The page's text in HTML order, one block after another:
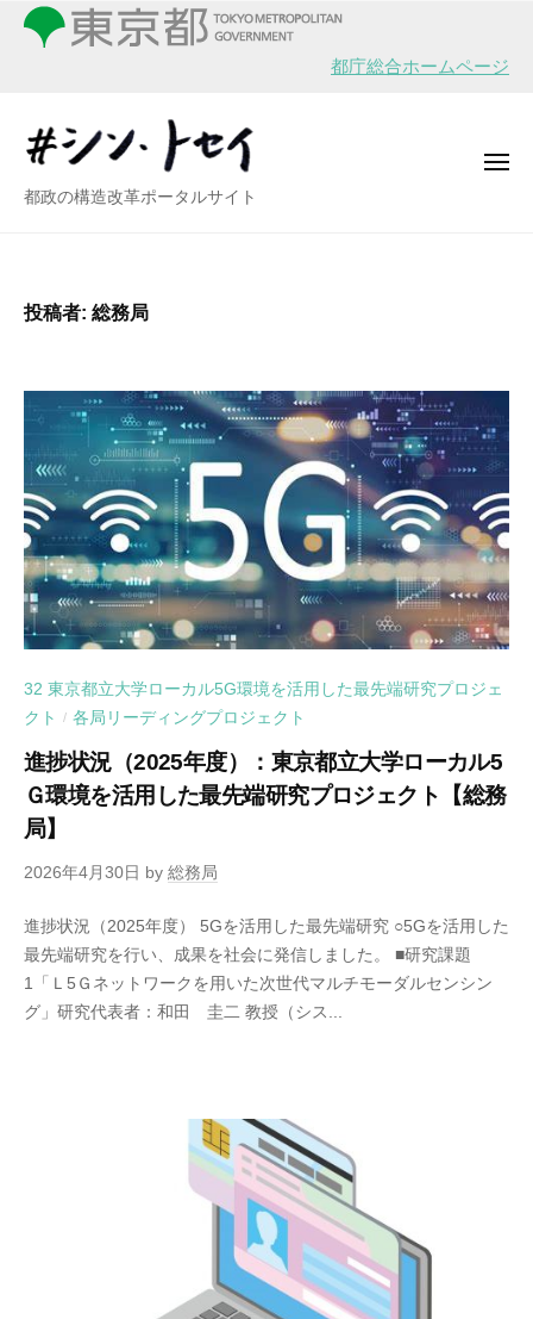
都庁総合ホームページ
シ
セ
都政の構造改革ポータルサイト
メ
投稿者: 総務局
32 東京都立大学ローカル5G環境を活用した最先端研究プロジェ
クト
/ 各局リーディングプロジェクト
進捗状況（2025年度）：東京都立大学ローカル5
Ｇ環境を活用した最先端研究プロジェクト【総務
局】
2026年4月30日 by 総務局
進捗状況（2025年度） 5Gを活用した最先端研究 ○5Gを活用した
最先端研究を行い、成果を社会に発信しました。 ■研究課題
1「Ｌ5Ｇネットワークを用いた次世代マルチモーダルセンシン
グ」研究代表者：和田 圭二 教授（シス...
ン
イ